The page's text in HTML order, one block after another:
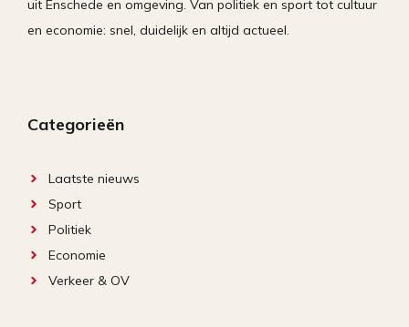
uit Enschede en omgeving. Van politiek en sport tot cultuur
en economie: snel, duidelijk en altijd actueel.
Categorieën
Laatste nieuws
Sport
Politiek
Economie
Verkeer & OV